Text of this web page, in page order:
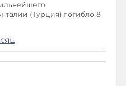
(Турция) погибло 8